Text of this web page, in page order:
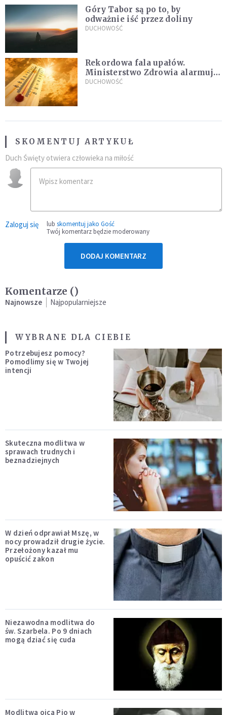
Góry Tabor są po to, by
odważnie iść przez doliny
DUCHOWOŚĆ
Rekordowa fala upałów.
Ministerstwo Zdrowia alarmuje
po doświadczeniach z czerwca
DUCHOWOŚĆ
SKOMENTUJ ARTYKUŁ
Duch Święty otwiera człowieka na miłość
Zaloguj się lub skomentuj jako Gość
Twój komentarz będzie moderowany
DODAJ KOMENTARZ
Komentarze ()
Najnowsze Najpopularniejsze
WYBRANE DLA CIEBIE
Potrzebujesz pomocy?
Pomodlimy się w Twojej
intencji
Skuteczna modlitwa w
sprawach trudnych i
beznadziejnych
W dzień odprawiał Mszę, w
nocy prowadził drugie życie.
Przełożony kazał mu
opuścić zakon
Niezawodna modlitwa do
św. Szarbela. Po 9 dniach
mogą dziać się cuda
Modlitwa ojca Pio w